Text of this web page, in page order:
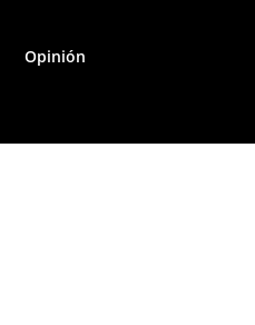
Opinión